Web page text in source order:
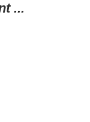
...